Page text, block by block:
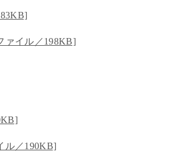
ァイル／198KB]
ル／190KB]